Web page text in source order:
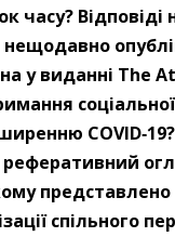
часу? Відповіді
у виданні The
спільного